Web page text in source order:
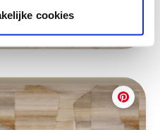
cookies